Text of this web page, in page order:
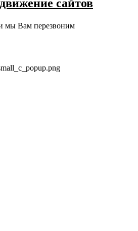
сайтов
мы Вам перезвоним